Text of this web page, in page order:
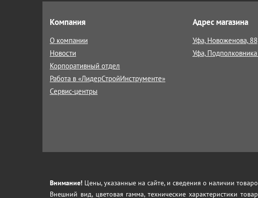
Компания
О компании
Новости
Корпоративный отдел
Работа в «ЛидерСтройИнструменте»
Сервис-центры
Адрес магазина
Уфа, Новоженова, 88
Уфа,
Внимание! Цены, указанные на сайте, и сведения о наличии
Внешний вид, цветовая гамма, технические характеристики